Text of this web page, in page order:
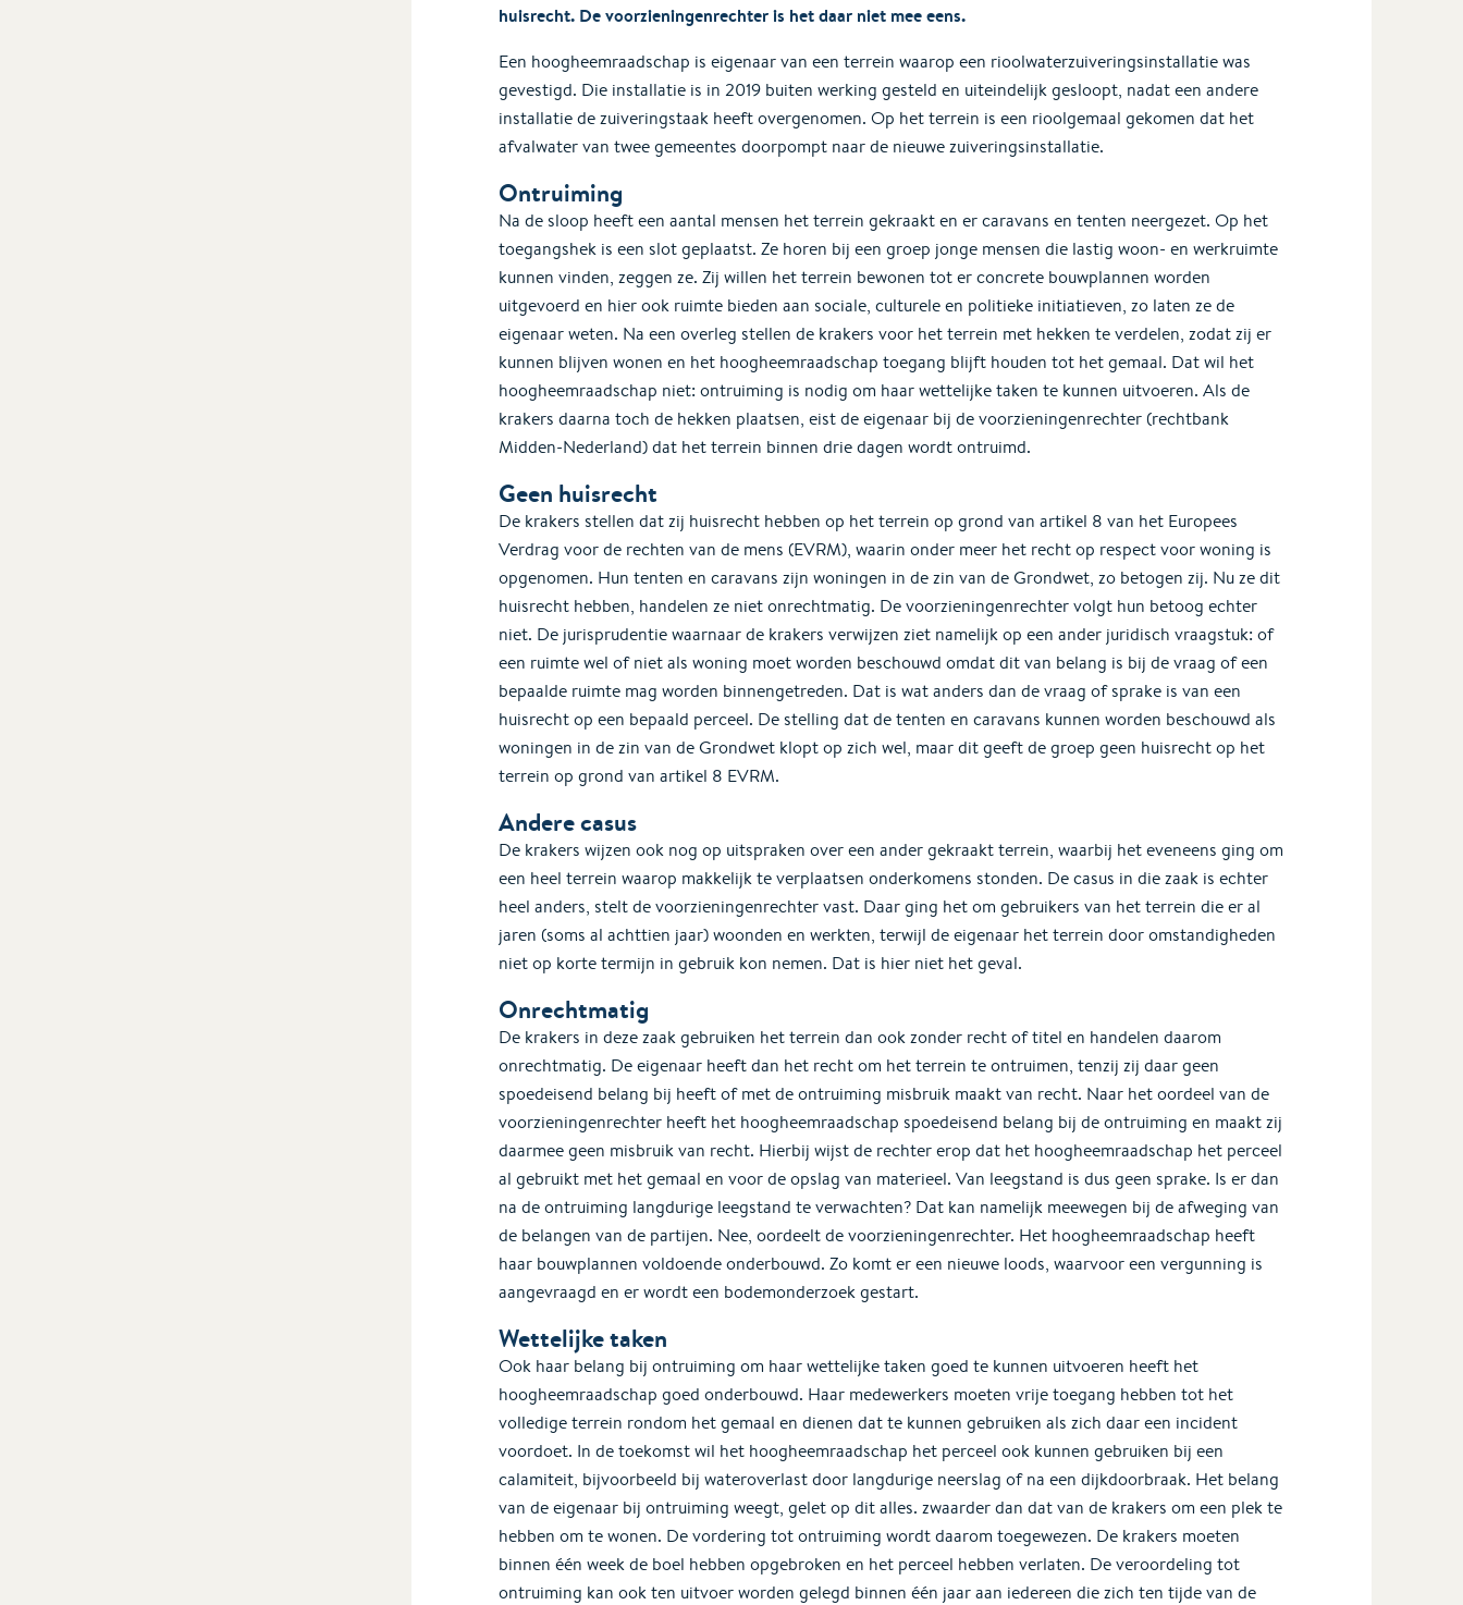
huisrecht. De voorzieningenrechter is het daar niet mee eens.
Een hoogheemraadschap is eigenaar van een terrein waarop een rioolwaterzuiveringsinstallatie was
gevestigd. Die installatie is in 2019 buiten werking gesteld en uiteindelijk gesloopt, nadat een andere
installatie de zuiveringstaak heeft overgenomen. Op het terrein is een rioolgemaal gekomen dat het
afvalwater van twee gemeentes doorpompt naar de nieuwe zuiveringsinstallatie.
Ontruiming
Na de sloop heeft een aantal mensen het terrein gekraakt en er caravans en tenten neergezet. Op het
toegangshek is een slot geplaatst. Ze horen bij een groep jonge mensen die lastig woon- en werkruimte
kunnen vinden, zeggen ze. Zij willen het terrein bewonen tot er concrete bouwplannen worden
uitgevoerd en hier ook ruimte bieden aan sociale, culturele en politieke initiatieven, zo laten ze de
eigenaar weten. Na een overleg stellen de krakers voor het terrein met hekken te verdelen, zodat zij er
kunnen blijven wonen en het hoogheemraadschap toegang blijft houden tot het gemaal. Dat wil het
hoogheemraadschap niet: ontruiming is nodig om haar wettelijke taken te kunnen uitvoeren. Als de
krakers daarna toch de hekken plaatsen, eist de eigenaar bij de voorzieningenrechter (rechtbank
Midden-Nederland) dat het terrein binnen drie dagen wordt ontruimd.
Geen huisrecht
De krakers stellen dat zij huisrecht hebben op het terrein op grond van artikel 8 van het Europees
Verdrag voor de rechten van de mens (EVRM), waarin onder meer het recht op respect voor woning is
opgenomen. Hun tenten en caravans zijn woningen in de zin van de Grondwet, zo betogen zij. Nu ze dit
huisrecht hebben, handelen ze niet onrechtmatig. De voorzieningenrechter volgt hun betoog echter
niet. De jurisprudentie waarnaar de krakers verwijzen ziet namelijk op een ander juridisch vraagstuk: of
een ruimte wel of niet als woning moet worden beschouwd omdat dit van belang is bij de vraag of een
bepaalde ruimte mag worden binnengetreden. Dat is wat anders dan de vraag of sprake is van een
huisrecht op een bepaald perceel. De stelling dat de tenten en caravans kunnen worden beschouwd als
woningen in de zin van de Grondwet klopt op zich wel, maar dit geeft de groep geen huisrecht op het
terrein op grond van artikel 8 EVRM.
Andere casus
De krakers wijzen ook nog op uitspraken over een ander gekraakt terrein, waarbij het eveneens ging om
een heel terrein waarop makkelijk te verplaatsen onderkomens stonden. De casus in die zaak is echter
heel anders, stelt de voorzieningenrechter vast. Daar ging het om gebruikers van het terrein die er al
jaren (soms al achttien jaar) woonden en werkten, terwijl de eigenaar het terrein door omstandigheden
niet op korte termijn in gebruik kon nemen. Dat is hier niet het geval.
Onrechtmatig
De krakers in deze zaak gebruiken het terrein dan ook zonder recht of titel en handelen daarom
onrechtmatig. De eigenaar heeft dan het recht om het terrein te ontruimen, tenzij zij daar geen
spoedeisend belang bij heeft of met de ontruiming misbruik maakt van recht. Naar het oordeel van de
voorzieningenrechter heeft het hoogheemraadschap spoedeisend belang bij de ontruiming en maakt zij
daarmee geen misbruik van recht. Hierbij wijst de rechter erop dat het hoogheemraadschap het perceel
al gebruikt met het gemaal en voor de opslag van materieel. Van leegstand is dus geen sprake. Is er dan
na de ontruiming langdurige leegstand te verwachten? Dat kan namelijk meewegen bij de afweging van
de belangen van de partijen. Nee, oordeelt de voorzieningenrechter. Het hoogheemraadschap heeft
haar bouwplannen voldoende onderbouwd. Zo komt er een nieuwe loods, waarvoor een vergunning is
aangevraagd en er wordt een bodemonderzoek gestart.
Wettelijke taken
Ook haar belang bij ontruiming om haar wettelijke taken goed te kunnen uitvoeren heeft het
hoogheemraadschap goed onderbouwd. Haar medewerkers moeten vrije toegang hebben tot het
volledige terrein rondom het gemaal en dienen dat te kunnen gebruiken als zich daar een incident
voordoet. In de toekomst wil het hoogheemraadschap het perceel ook kunnen gebruiken bij een
calamiteit, bijvoorbeeld bij wateroverlast door langdurige neerslag of na een dijkdoorbraak. Het belang
van de eigenaar bij ontruiming weegt, gelet op dit alles. zwaarder dan dat van de krakers om een plek te
hebben om te wonen. De vordering tot ontruiming wordt daarom toegewezen. De krakers moeten
binnen één week de boel hebben opgebroken en het perceel hebben verlaten. De veroordeling tot
ontruiming kan ook ten uitvoer worden gelegd binnen één jaar aan iedereen die zich ten tijde van de